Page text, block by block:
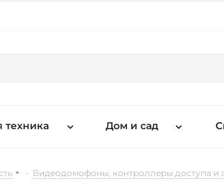
техника Дом и сад
- Видеодомофоны, контроллеры доступа и